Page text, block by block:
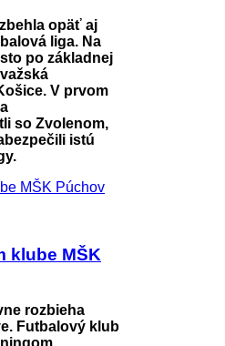
opäť aj
liga. Na
po základnej
V prvom
so Zvolenom,
istú
klube MŠK
rozbieha
Futbalový klub